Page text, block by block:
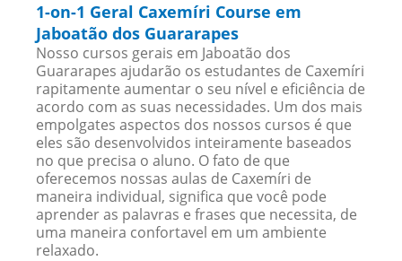
1-on-1 Geral Caxemíri Course em
Jaboatão dos Guararapes
Nosso cursos gerais em Jaboatão dos
Guararapes ajudarão os estudantes de Caxemíri
rapitamente aumentar o seu nível e eficiência de
acordo com as suas necessidades. Um dos mais
empolgates aspectos dos nossos cursos é que
eles são desenvolvidos inteiramente baseados
no que precisa o aluno. O fato de que
oferecemos nossas aulas de Caxemíri de
maneira individual, significa que você pode
aprender as palavras e frases que necessita, de
uma maneira confortavel em um ambiente
relaxado.